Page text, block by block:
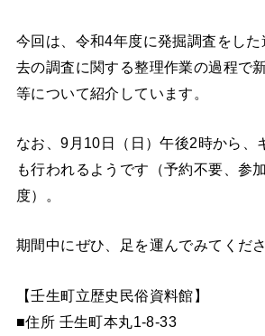
今回は、令和4年度に発掘調査をし
去の調査に関する整理作業の過程で
等について紹介しています。
なお、9月10日（日）午後2時から、
も行われるようです（予約不要、参
度）。
期間中にぜひ、足を運んでみてくださ
【壬生町立歴史民俗資料館】
■住所 壬生町本丸1-8-33